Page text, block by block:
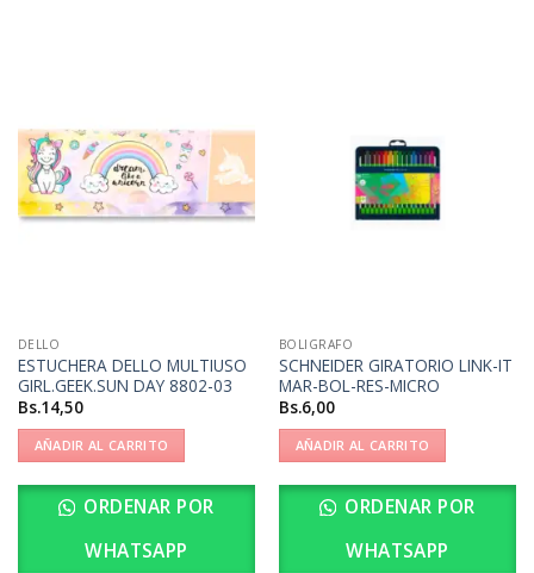
DELLO
ESTUCHERA DELLO MULTIUSO
GIRL.GEEK.SUN DAY 8802-03
Bs.14,50
AÑADIR AL CARRITO
ORDENAR POR
WHATSAPP
BOLIGRAFO
SCHNEIDER GIRATORIO LINK-IT
MAR-BOL-RES-MICRO
Bs.6,00
AÑADIR AL CARRITO
ORDENAR POR
WHATSAPP